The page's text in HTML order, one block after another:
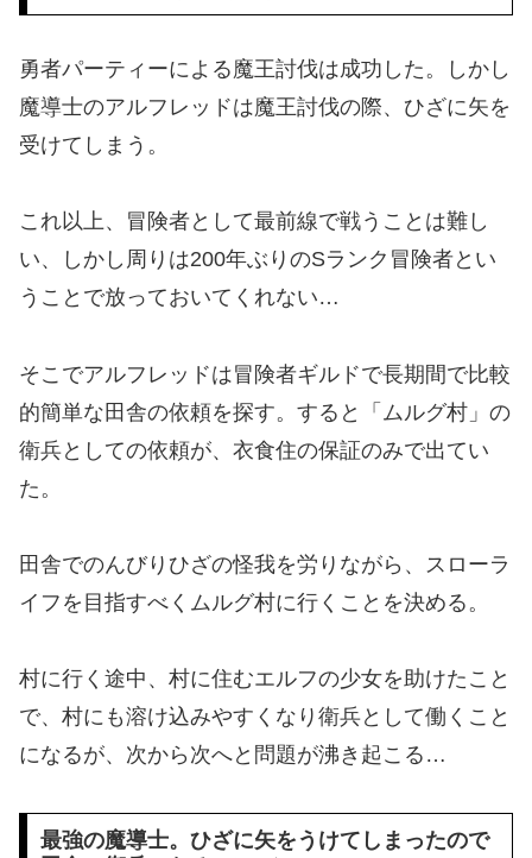
勇者パーティーによる魔王討伐は成功した。しかし
魔導士のアルフレッドは魔王討伐の際、ひざに矢を
受けてしまう。
これ以上、冒険者として最前線で戦うことは難し
い、しかし周りは200年ぶりのSランク冒険者とい
うことで放っておいてくれない…
そこでアルフレッドは冒険者ギルドで長期間で比較
的簡単な田舎の依頼を探す。すると「ムルグ村」の
衛兵としての依頼が、衣食住の保証のみで出てい
た。
田舎でのんびりひざの怪我を労りながら、スローラ
イフを目指すべくムルグ村に行くことを決める。
村に行く途中、村に住むエルフの少女を助けたこと
で、村にも溶け込みやすくなり衛兵として働くこと
になるが、次から次へと問題が沸き起こる…
最強の魔導士。ひざに矢をうけてしまったので